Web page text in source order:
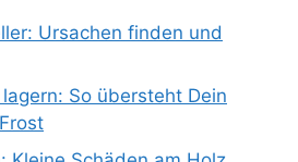
Ursachen finden und
So übersteht Dein